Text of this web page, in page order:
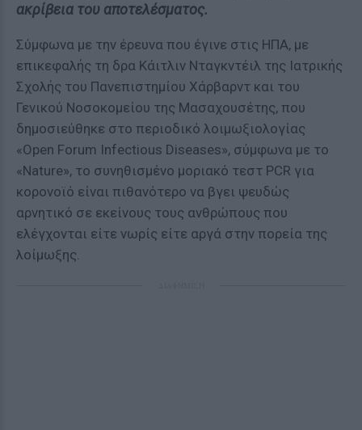
ακρίβεια του αποτελέσματος.
Σύμφωνα με την έρευνα που έγινε στις ΗΠΑ, με
επικεφαλής τη δρα Κάιτλιν Νταγκντέιλ της Ιατρικής
Σχολής του Πανεπιστημίου Χάρβαρντ και του
Γενικού Νοσοκομείου της Μασαχουσέτης, που
δημοσιεύθηκε στο περιοδικό λοιμωξιολογίας
«Open Forum Infectious Diseases», σύμφωνα με το
«Nature», το συνηθισμένο μοριακό τεστ PCR για
κορονοϊό είναι πιθανότερο να βγει ψευδώς
αρνητικό σε εκείνους τους ανθρώπους που
ελέγχονται είτε νωρίς είτε αργά στην πορεία της
λοίμωξης.